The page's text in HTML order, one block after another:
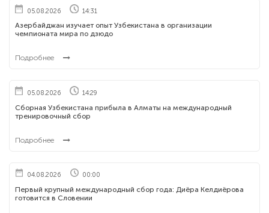
05.08.2026 14:31
Азербайджан изучает опыт Узбекистана в организации
чемпионата мира по дзюдо
Подробнее
05.08.2026 14:29
Сборная Узбекистана прибыла в Алматы на международный
тренировочный сбор
Подробнее
04.08.2026 00:00
Первый крупный международный сбор года: Диёра Келдиёрова
готовится в Словении